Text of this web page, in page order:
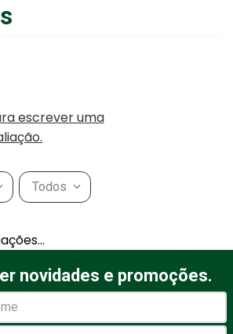
escrever uma
Todos
novidades e promoções.